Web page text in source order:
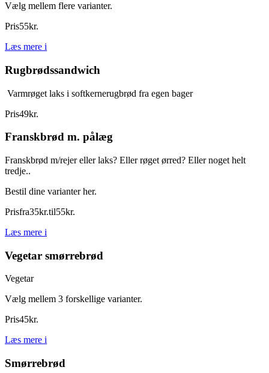
Vælg mellem flere varianter.
Pris55kr.
Læs mere i
Rugbrødssandwich
Varmrøget laks i softkernerugbrød fra egen bager
Pris49kr.
Franskbrød m. pålæg
Franskbrød m/rejer eller laks? Eller røget ørred? Eller noget helt
tredje..
Bestil dine varianter her.
Prisfra35kr.til55kr.
Læs mere i
Vegetar smørrebrød
Vegetar
Vælg mellem 3 forskellige varianter.
Pris45kr.
Læs mere i
Smørrebrød